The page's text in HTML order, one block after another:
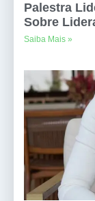
Palestra
Sobre
Saiba Mais »